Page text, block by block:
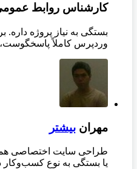
کارشناس روابط
بستگی به نیاز پروژه
وردپرس کاملاً پاسخگوست،
مهران بیشتر
طراحی سایت اختصاصی
یا بستگی به نوع کسب‌وکار